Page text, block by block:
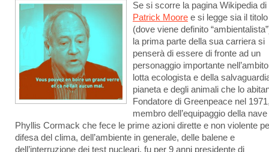
Se si scorre la pagina Wikipedia di
Patrick Moore e si legge sia il titolo
(dove viene definito
la prima parte della sua carriera si
penserà di essere di fronte ad un
personaggio importante
lotta ecologista e della
pianeta e degli animali che lo
Fondatore di Greenpeace nel
membro dell’equipaggio della nave
Phyllis Cormack che fece le prime azioni dirette e non violente
difesa del clima, dell’ambiente in generale, delle balene e
dell’interruzione dei test nucleari, fu per 9 anni presidente di